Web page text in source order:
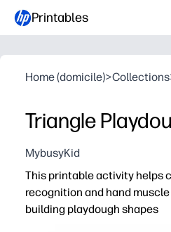
Printables
Home (domicile)>Collections
Triangle
MybusyKid
This printable activity helps
recognition and hand
building playdough shapes